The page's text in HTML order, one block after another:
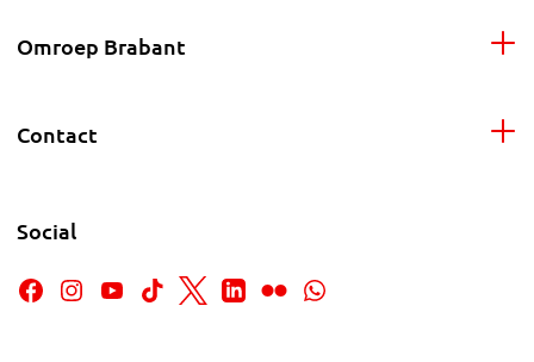
Omroep Brabant
Contact
Social